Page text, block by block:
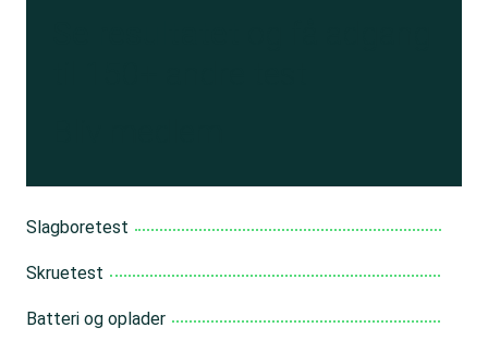
Slagboretest
Skruetest
Batteri og oplader